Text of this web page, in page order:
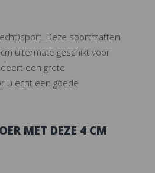
Deze sportmatten
uitermate geschikt voor
een grote
u echt een goede
MET DEZE 4 CM